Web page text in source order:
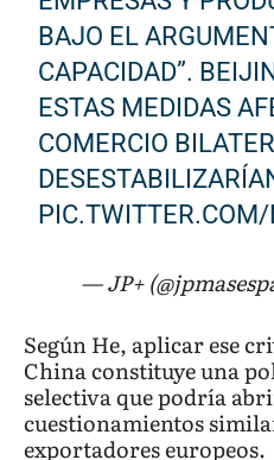
BAJO EL
CAPACIDAD”.
ESTAS MEDIDAS
COMERCIO
— JP+
Según He, aplicar ese
China constituye una
selectiva que podría
cuestionamientos
exportadores europeos.